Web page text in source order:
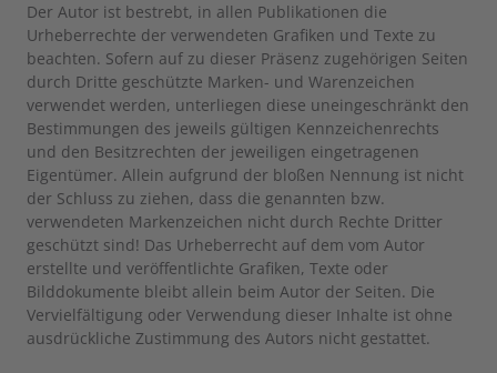
Der Autor ist bestrebt, in allen Publikationen die
Urheberrechte der verwendeten Grafiken und Texte zu
beachten. Sofern auf zu dieser Präsenz zugehörigen Seiten
durch Dritte geschützte Marken- und Warenzeichen
verwendet werden, unterliegen diese uneingeschränkt den
Bestimmungen des jeweils gültigen Kennzeichenrechts
und den Besitzrechten der jeweiligen eingetragenen
Eigentümer. Allein aufgrund der bloßen Nennung ist nicht
der Schluss zu ziehen, dass die genannten bzw.
verwendeten Markenzeichen nicht durch Rechte Dritter
geschützt sind! Das Urheberrecht auf dem vom Autor
erstellte und veröffentlichte Grafiken, Texte oder
Bilddokumente bleibt allein beim Autor der Seiten. Die
Vervielfältigung oder Verwendung dieser Inhalte ist ohne
ausdrückliche Zustimmung des Autors nicht gestattet.